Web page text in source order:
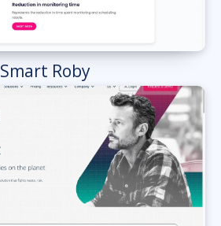
Smart Roby